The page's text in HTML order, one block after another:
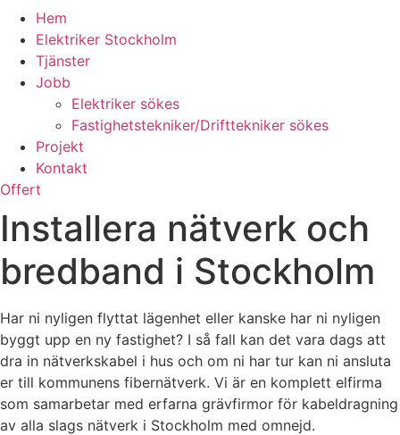
Hem
Elektriker Stockholm
Tjänster
Jobb
Elektriker sökes
Fastighetstekniker/Drifttekniker sökes
Projekt
Kontakt
Offert
Installera nätverk och
bredband i Stockholm
Har ni nyligen flyttat lägenhet eller kanske har ni nyligen
byggt upp en ny fastighet? I så fall kan det vara dags att
dra in nätverkskabel i hus och om ni har tur kan ni ansluta
er till kommunens fibernätverk. Vi är en komplett elfirma
som samarbetar med erfarna grävfirmor för kabeldragning
av alla slags nätverk i Stockholm med omnejd.